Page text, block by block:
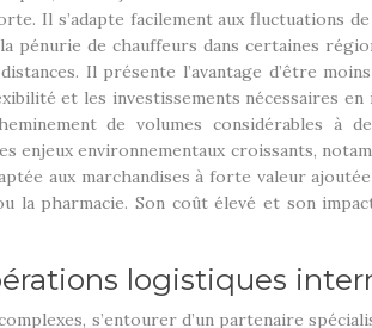
Il s’adapte facilement aux fluctuations
pénurie de chauffeurs dans certaines
Il présente l’avantage d’être
et les investissements
de volumes considérables à
enjeux environnementaux croissants,
aux marchandises à forte valeur
la pharmacie. Son coût élevé et son
logistiques
s’entourer d’un partenaire